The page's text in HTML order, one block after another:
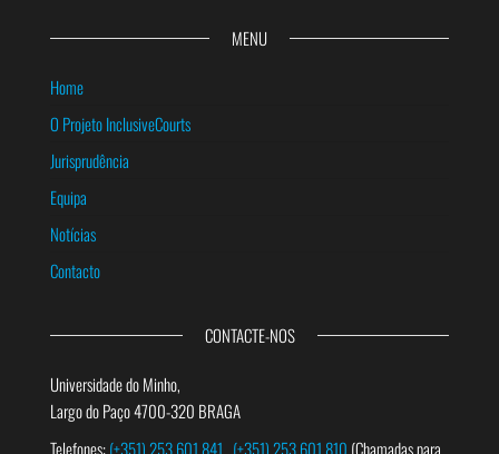
MENU
Home
O Projeto InclusiveCourts
Jurisprudência
Equipa
Notícias
Contacto
CONTACTE-NOS
Universidade do Minho,
Largo do Paço 4700-320 BRAGA
Telefones:(+351) 253 601 841 (+351) 253 601 810 (Chamadas para